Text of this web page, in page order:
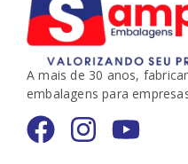
A mais de 30 anos,
embalagens para